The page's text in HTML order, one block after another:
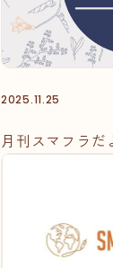
2025.11.25
月刊スマフラだ